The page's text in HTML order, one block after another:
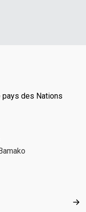
pays des Nations
À